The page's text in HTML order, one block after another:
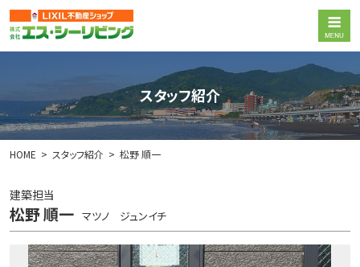
スタッフ紹介
HOME スタッフ紹介 松野 順一
建築担当
松野 順一 マツノ ジュンイチ